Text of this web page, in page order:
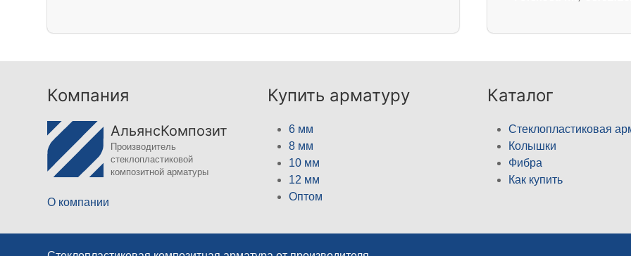
Компания
АльянсКомпозит
Производитель
стеклопластиковой
композитной арматуры
О компании
Купить арматуру
6 мм
8 мм
10 мм
12 мм
Оптом
Каталог
Стеклопластиковая
Колышки
Фибра
Как купить